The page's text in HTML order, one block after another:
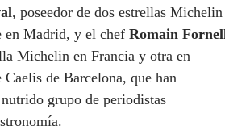
, poseedor de dos estrellas Michelin
en Madrid, y el chef Romain
Michelin en Francia y otra en
Caelis de Barcelona, que han
grupo de periodistas